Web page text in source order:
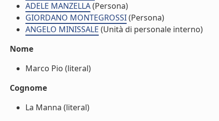
ADELE MANZELLA(Persona)
GIORDANO MONTEGROSSI(Persona)
ANGELO MINISSALE (Unità di personale interno)
Nome
Marco Pio (literal)
Cognome
La Manna (literal)